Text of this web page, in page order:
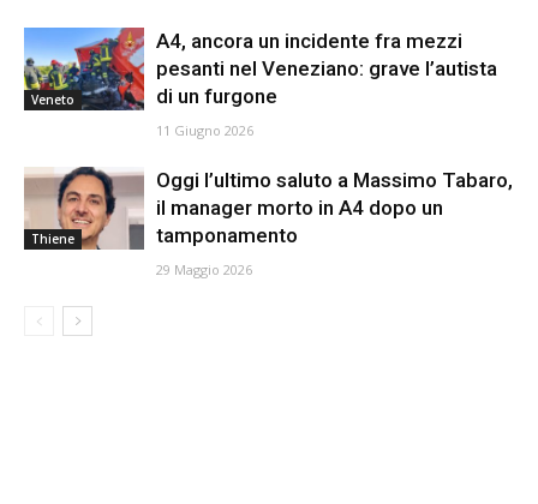
Veneto
A4, ancora un incidente fra mezzi
pesanti nel Veneziano: grave l’autista
di un furgone
11 Giugno 2026
Thiene
Oggi l’ultimo saluto a Massimo Tabaro,
il manager morto in A4 dopo un
tamponamento
29 Maggio 2026